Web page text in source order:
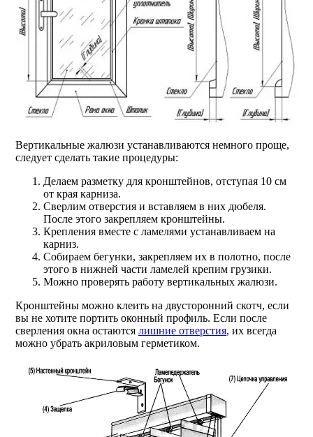
Вертикальные жалюзи устанавливаются немного проще,
следует сделать такие процедуры:
Делаем разметку для кронштейнов, отступая 10 см
от края карниза.
Сверлим отверстия и вставляем в них дюбеля.
После этого закрепляем кронштейны.
Крепления вместе с ламелями устанавливаем на
карниз.
Собираем бегунки, закрепляем их в полотно, после
этого в нижней части ламелей крепим грузики.
Можно проверять работу вертикальных жалюзи.
Кронштейны можно клеить на двусторонний скотч, если
вы не хотите портить оконный профиль. Если после
сверления окна остаются лишние отверстия, их всегда
можно убрать акриловым герметиком.